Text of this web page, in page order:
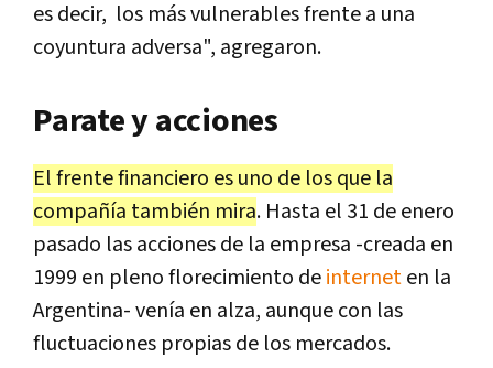
es decir, los más vulnerables frente a una
coyuntura adversa", agregaron.
Parate y acciones
El frente financiero es uno de los que la
compañía también mira. Hasta el 31 de enero
pasado las acciones de la empresa -creada en
1999 en pleno florecimiento deinterneten la
Argentina- venía en alza, aunque con las
fluctuaciones propias de los mercados.